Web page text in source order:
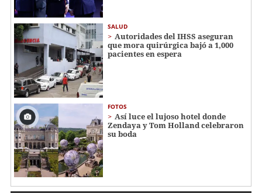
SALUD
Autoridades del IHSS aseguran
que mora quirúrgica bajó a 1,000
pacientes en espera
FOTOS
Así luce el lujoso hotel donde
Zendaya y Tom Holland celebraron
su boda